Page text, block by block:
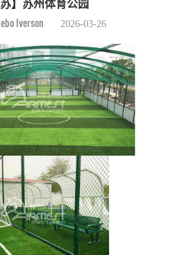
苏】苏州体育公园
Iverson 2026-03-26